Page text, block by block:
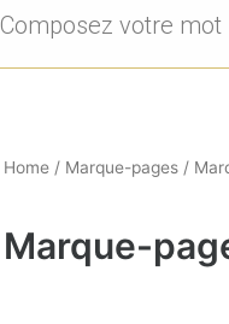
Composez votre mot
Home / Marque-pages /
Marque-